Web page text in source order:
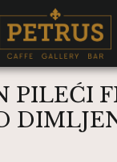
PILEĆI